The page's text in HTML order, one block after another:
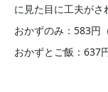
に見た目に工夫がさ
おかずのみ：583円
おかずとご飯：637